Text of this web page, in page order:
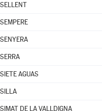
SELLENT
SEMPERE
SENYERA
SERRA
SIETE AGUAS
SILLA
SIMAT DE LA VALLDIGNA